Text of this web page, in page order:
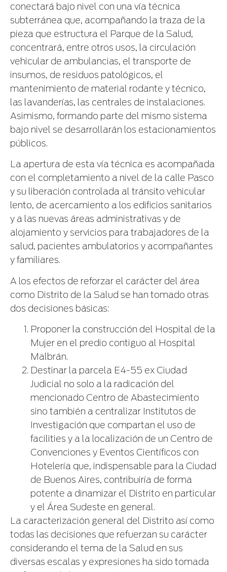
conectará bajo nivel con una vía técnica
subterránea que, acompañando la traza de la
pieza que estructura el Parque de la Salud,
concentrará, entre otros usos, la circulación
vehicular de ambulancias, el transporte de
insumos, de residuos patológicos, el
mantenimiento de material rodante y técnico,
las lavanderías, las centrales de instalaciones.
Asimismo, formando parte del mismo sistema
bajo nivel se desarrollarán los estacionamientos
públicos.
La apertura de esta vía técnica es acompañada
con el completamiento a nivel de la calle Pasco
y su liberación controlada al tránsito vehicular
lento, de acercamiento a los edificios sanitarios
y a las nuevas áreas administrativas y de
alojamiento y servicios para trabajadores de la
salud, pacientes ambulatorios y acompañantes
y familiares.
A los efectos de reforzar el carácter del área
como Distrito de la Salud se han tomado otras
dos decisiones básicas:
Proponer la construcción del Hospital de la
Mujer en el predio contiguo al Hospital
Malbrán.
Destinar la parcela E4-55 ex Ciudad
Judicial no solo a la radicación del
mencionado Centro de Abastecimiento
sino también a centralizar Institutos de
Investigación que compartan el uso de
facilities y a la localización de un Centro de
Convenciones y Eventos Científicos con
Hotelería que, indispensable para la Ciudad
de Buenos Aires, contribuiría de forma
potente a dinamizar el Distrito en particular
y el Área Sudeste en general.
La caracterización general del Distrito así como
todas las decisiones que refuerzan su carácter
considerando el tema de la Salud en sus
diversas escalas y expresiones ha sido tomada